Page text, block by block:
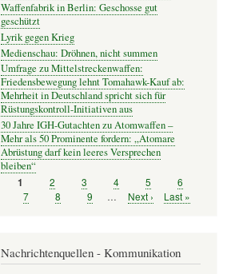
Waffenfabrik in Berlin: Geschosse gut
geschützt
Lyrik gegen Krieg
Medienschau: Dröhnen, nicht summen
Umfrage zu Mittelstreckenwaffen:
Friedensbewegung lehnt Tomahawk-Kauf ab:
Mehrheit in Deutschland spricht sich für
Rüstungskontroll-Initiativen aus
30 Jahre IGH-Gutachten zu Atomwaffen –
Mehr als 50 Prominente fordern: „Atomare
Abrüstung darf kein leeres Versprechen
bleiben“
Seitennummerierung
Seite
1 Seite
2 Seite
3 Seite
4 Seite
5 Seite
6
Seite
7 Seite
8 Seite
9 …
Nächste
Next ›
Letzte
Last »
Nachrichtenquellen - Kommunikation